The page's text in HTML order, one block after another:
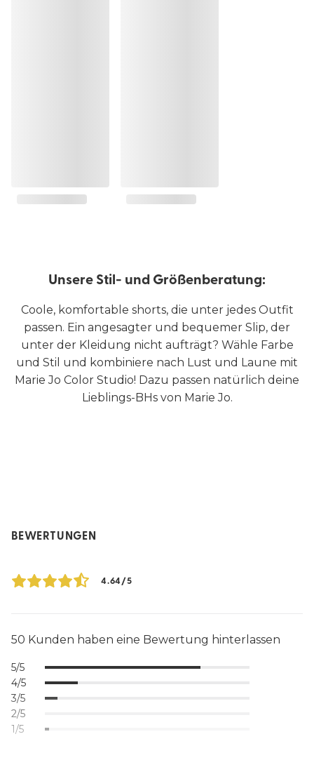
Unsere Stil- und Größenberatung:
Coole, komfortable shorts, die unter jedes Outfit
passen. Ein angesagter und bequemer Slip, der
unter der Kleidung nicht aufträgt? Wähle Farbe
und Stil und kombiniere nach Lust und Laune mit
Marie Jo Color Studio! Dazu passen natürlich deine
Lieblings-BHs von Marie Jo.
BEWERTUNGEN
4.64/5
50 Kunden haben eine Bewertung hinterlassen
5/5
4/5
3/5
2/5
1/5